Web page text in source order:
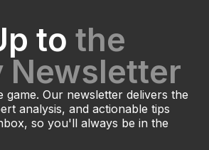
to the
Newsletter
game. Our newsletter delivers the
analysis, and actionable tips
so you'll always be in the